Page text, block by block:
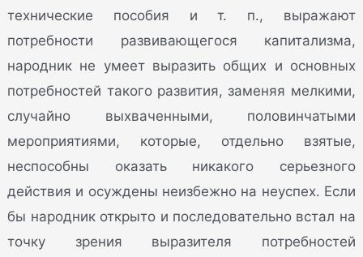
технические пособия и т. п., выражают
потребности развивающегося капитализма,
народник не умеет выразить общих и основных
потребностей такого развития, заменяя мелкими,
случайно выхваченными, половинчатыми
мероприятиями, которые, отдельно взятые,
неспособны оказать никакого серьезного
действия и осуждены неизбежно на неуспех. Если
бы народник открыто и последовательно встал на
точку зрения выразителя потребностей